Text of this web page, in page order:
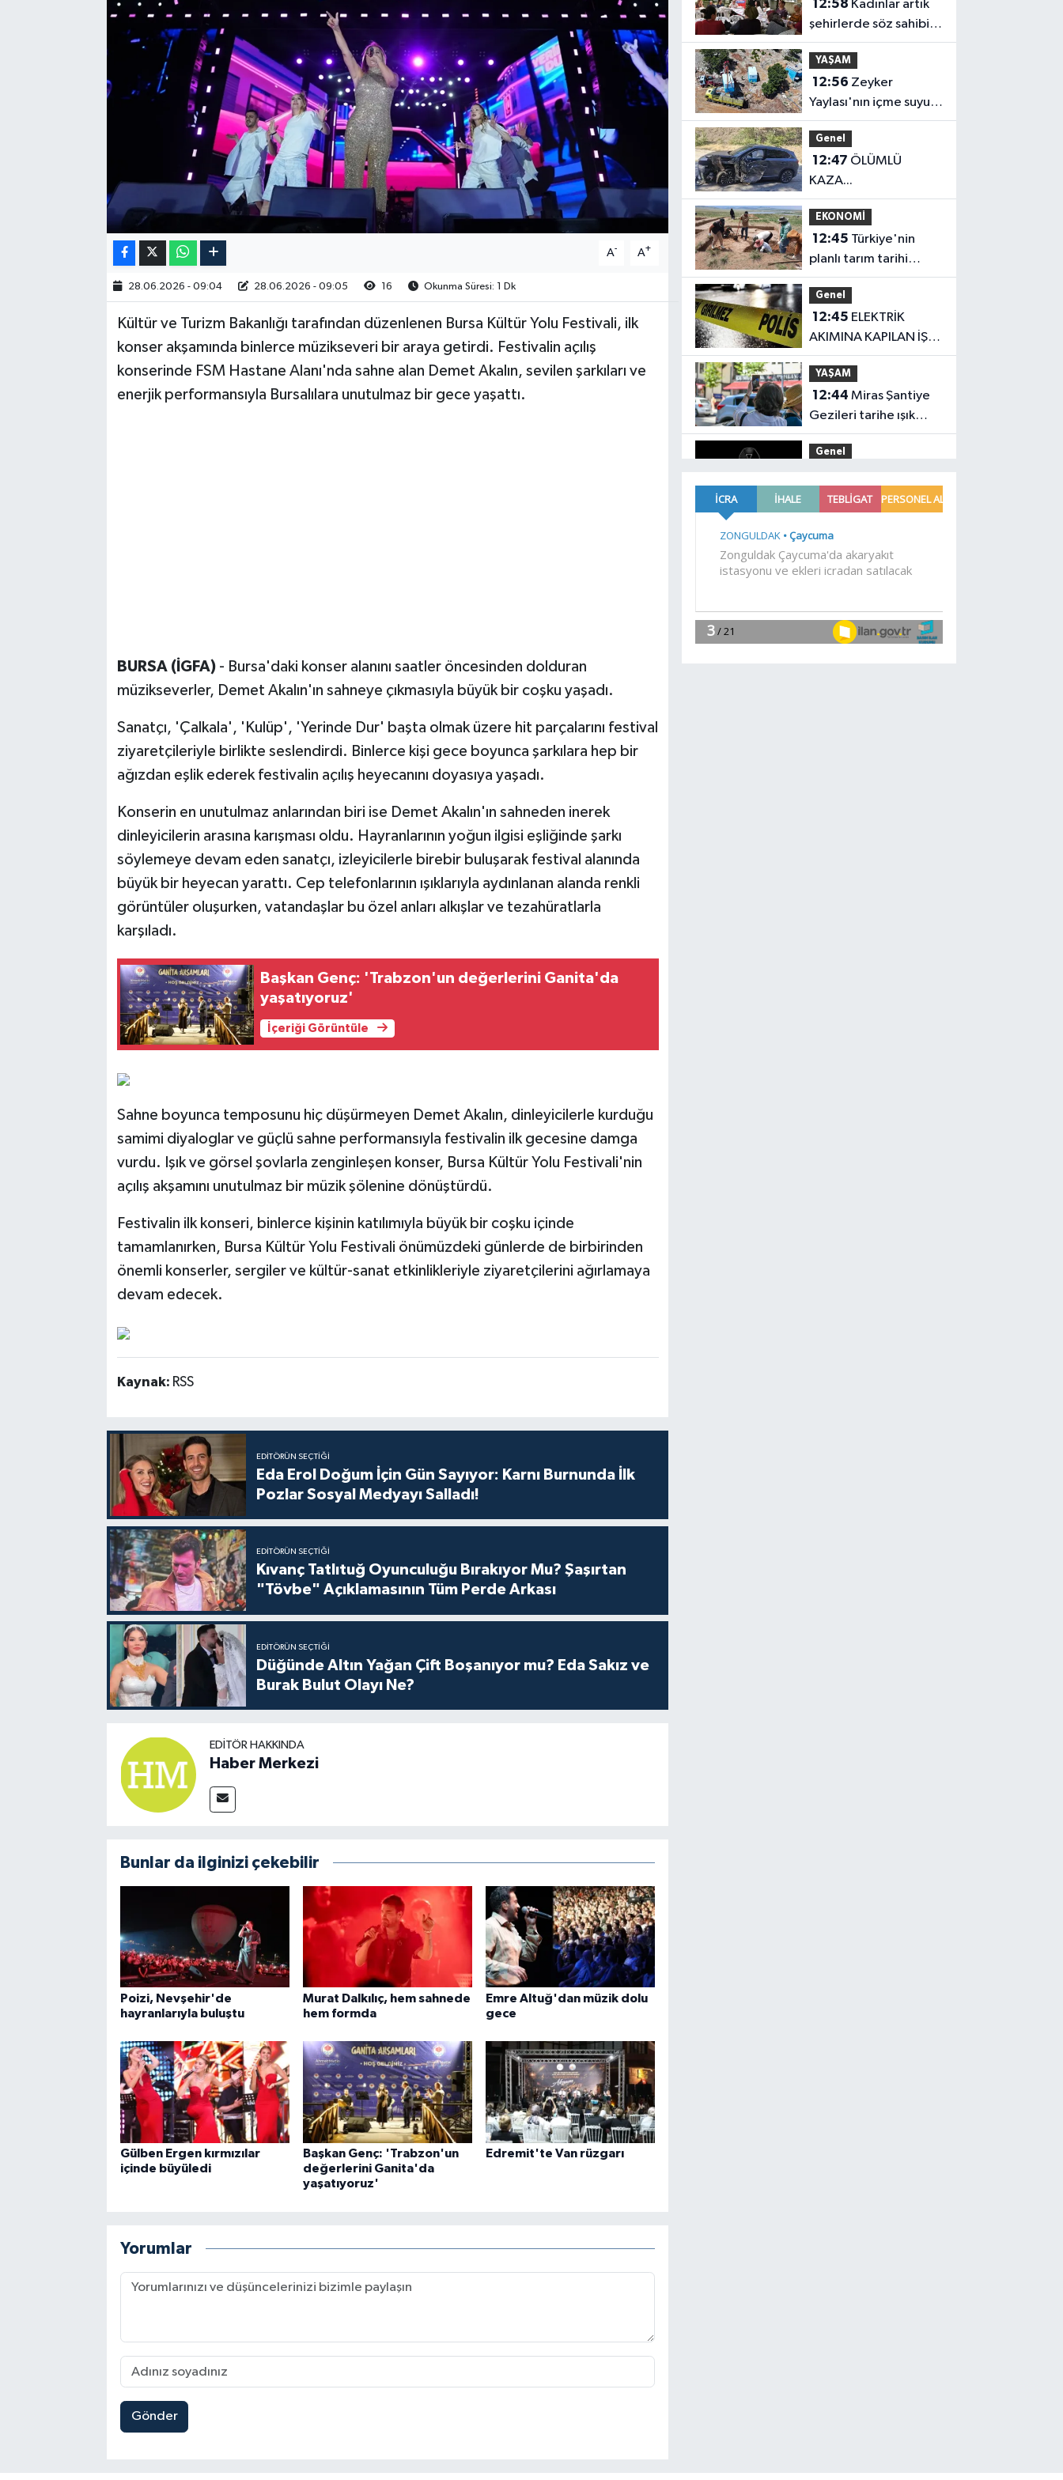
A- A+
28.06.2026 - 09:04 28.06.2026 - 09:05 16 Okunma Süresi: 1 Dk
Kültür ve Turizm Bakanlığı tarafından düzenlenen Bursa Kültür Yolu Festivali, ilk
konser akşamında binlerce müzikseveri bir araya getirdi. Festivalin açılış
konserinde FSM Hastane Alanı'nda sahne alan Demet Akalın, sevilen şarkıları ve
enerjik performansıyla Bursalılara unutulmaz bir gece yaşattı.
BURSA (İGFA) - Bursa'daki konser alanını saatler öncesinden dolduran
müzikseverler, Demet Akalın'ın sahneye çıkmasıyla büyük bir coşku yaşadı.
Sanatçı, 'Çalkala', 'Kulüp', 'Yerinde Dur' başta olmak üzere hit parçalarını festival
ziyaretçileriyle birlikte seslendirdi. Binlerce kişi gece boyunca şarkılara hep bir
ağızdan eşlik ederek festivalin açılış heyecanını doyasıya yaşadı.
Konserin en unutulmaz anlarından biri ise Demet Akalın'ın sahneden inerek
dinleyicilerin arasına karışması oldu. Hayranlarının yoğun ilgisi eşliğinde şarkı
söylemeye devam eden sanatçı, izleyicilerle birebir buluşarak festival alanında
büyük bir heyecan yarattı. Cep telefonlarının ışıklarıyla aydınlanan alanda renkli
görüntüler oluşurken, vatandaşlar bu özel anları alkışlar ve tezahüratlarla
karşıladı.
Başkan Genç: 'Trabzon'un değerlerini Ganita'da
yaşatıyoruz'
İçeriği Görüntüle
Sahne boyunca temposunu hiç düşürmeyen Demet Akalın, dinleyicilerle kurduğu
samimi diyaloglar ve güçlü sahne performansıyla festivalin ilk gecesine damga
vurdu. Işık ve görsel şovlarla zenginleşen konser, Bursa Kültür Yolu Festivali'nin
açılış akşamını unutulmaz bir müzik şölenine dönüştürdü.
Festivalin ilk konseri, binlerce kişinin katılımıyla büyük bir coşku içinde
tamamlanırken, Bursa Kültür Yolu Festivali önümüzdeki günlerde de birbirinden
önemli konserler, sergiler ve kültür-sanat etkinlikleriyle ziyaretçilerini ağırlamaya
devam edecek.
Kaynak: RSS
EDITÖRÜN SEÇTIĞI
Eda Erol Doğum İçin Gün Sayıyor: Karnı Burnunda İlk
Pozlar Sosyal Medyayı Salladı!
EDITÖRÜN SEÇTIĞI
Kıvanç Tatlıtuğ Oyunculuğu Bırakıyor Mu? Şaşırtan
"Tövbe" Açıklamasının Tüm Perde Arkası
EDITÖRÜN SEÇTIĞI
Düğünde Altın Yağan Çift Boşanıyor mu? Eda Sakız ve
Burak Bulut Olayı Ne?
EDITÖR HAKKINDA
Haber Merkezi
Bunlar da ilginizi çekebilir
Poizi, Nevşehir'de
hayranlarıyla buluştu
Murat Dalkılıç, hem sahnede
hem formda
Emre Altuğ'dan müzik dolu
gece
Gülben Ergen kırmızılar
içinde büyüledi
Başkan Genç: 'Trabzon'un
değerlerini Ganita'da
yaşatıyoruz'
Edremit'te Van rüzgarı
Yorumlar
Gönder
12:58
şehirlerde söz sahibi
oluyor
YAŞAM
12:56
Yaylası'nın içme suyu
kapasitesi
güçlendirildi
Genel
12:47
KAZA...
EKONOMİ
12:45
planlı tarım tarihi
değişti
Genel
12:45
AKIMINA KAPILAN İŞÇİ
ÖLDÜ
YAŞAM
12:44 Miras Şantiye
Gezileri tarihe ışık
tutuyor
Genel
KAYIP
12:41 Bursa Keles'te
Fetih coşkusu
12:39LİSTEYE